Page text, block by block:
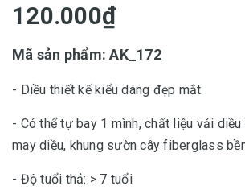
120.000₫
Mã sản phẩm: AK_172
- Diều thiết kế kiểu dáng đẹp mắt
- Có thể tự bay 1 mình, chất liệu vải diều
may diều, khung sườn cây fiberglass
- Độ tuổi thả: > 7 tuổi